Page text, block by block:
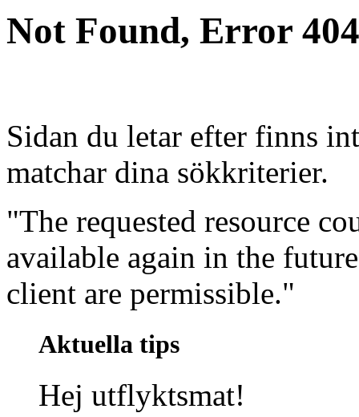
Not Found, Error 404
Sidan du letar efter finns
matchar dina sökkriterier.
"The requested resource
available again in the
client are permissible."
Aktuella tips
Hej utflyktsmat!